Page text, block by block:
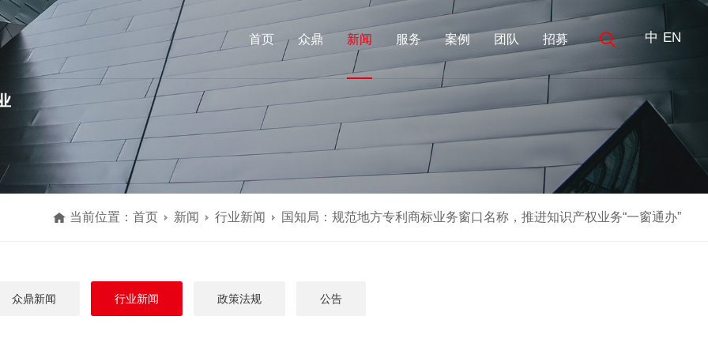
中/ EN
首页 众鼎 新闻 服务 案例 团队 招募
当前位置：首页 新闻 行业新闻 国知局：规范地方专利商标业务窗口名称，推进知识产权业务“一窗通办”
众鼎新闻 行业新闻 政策法规 公告